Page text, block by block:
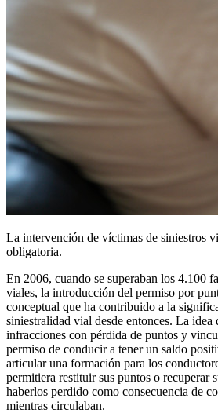
La intervención de víctimas de siniestros
obligatoria.
En 2006, cuando se superaban los 4.100
viales, la introducción del permiso por
conceptual que ha contribuido a la
siniestralidad vial desde entonces. La idea
infracciones con pérdida de puntos y
permiso de conducir a tener un saldo
articular una formación para los
permitiera restituir sus puntos o recuperar
haberlos perdido como consecuencia de
mientras circulaban.